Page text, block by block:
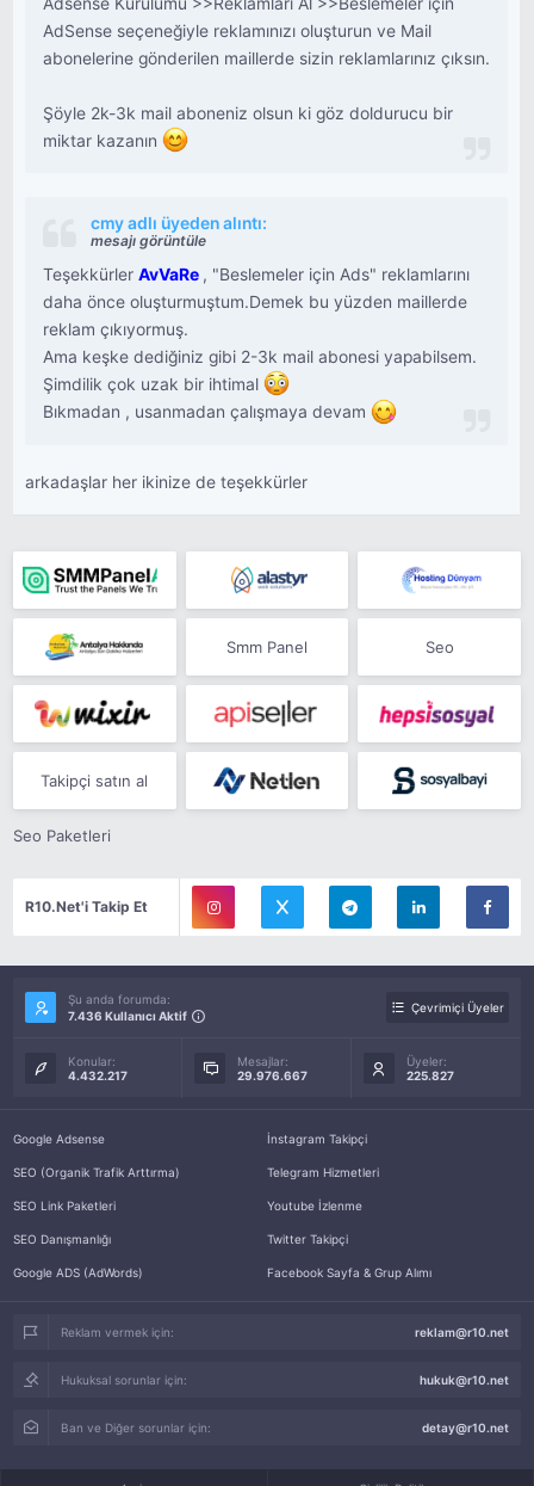
AdSense seçeneğiyle reklamınızı oluşturun ve Mail
abonelerine gönderilen maillerde sizin reklamlarınız çıksın.
Şöyle 2k-3k mail aboneniz olsun ki göz doldurucu bir
miktar kazanın
cmy adlı üyeden alıntı:
mesajı görüntüle
TeşekkürlerAvVaRe , "Beslemeler için Ads" reklamlarını
daha önce oluşturmuştum.Demek bu yüzden maillerde
reklam çıkıyormuş.
Ama keşke dediğiniz gibi 2-3k mail abonesi yapabilsem.
Şimdilik çok uzak bir ihtimal
Bıkmadan , usanmadan çalışmaya devam
arkadaşlar her ikinize de teşekkürler
Smm Panel Seo
Takipçi satın al
Seo Paketleri
R10.Net'i Takip Et
Şu anda forumda:
7.436 Kullanıcı Aktif
Çevrimiçi Üyeler
Konular:
4.432.217
Mesajlar:
29.976.667
Üyeler:
225.827
Google Adsense
SEO (Organik Trafik Arttırma)
SEO Link Paketleri
SEO Danışmanlığı
Google ADS (AdWords)
İnstagram Takipçi
Telegram Hizmetleri
Youtube İzlenme
Twitter Takipçi
Facebook Sayfa & Grup Alımı
Reklam vermek için: reklam@r10.net
Hukuksal sorunlar için: hukuk@r10.net
Ban ve Diğer sorunlar için: detay@r10.net